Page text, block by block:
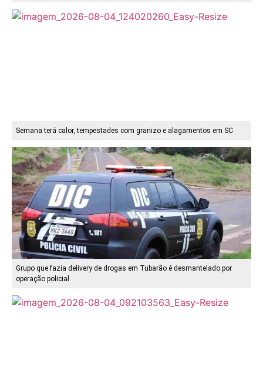
Semana terá calor, tempestades com granizo e alagamentos em SC
Grupo que fazia delivery de drogas em Tubarão é desmantelado por
operação policial